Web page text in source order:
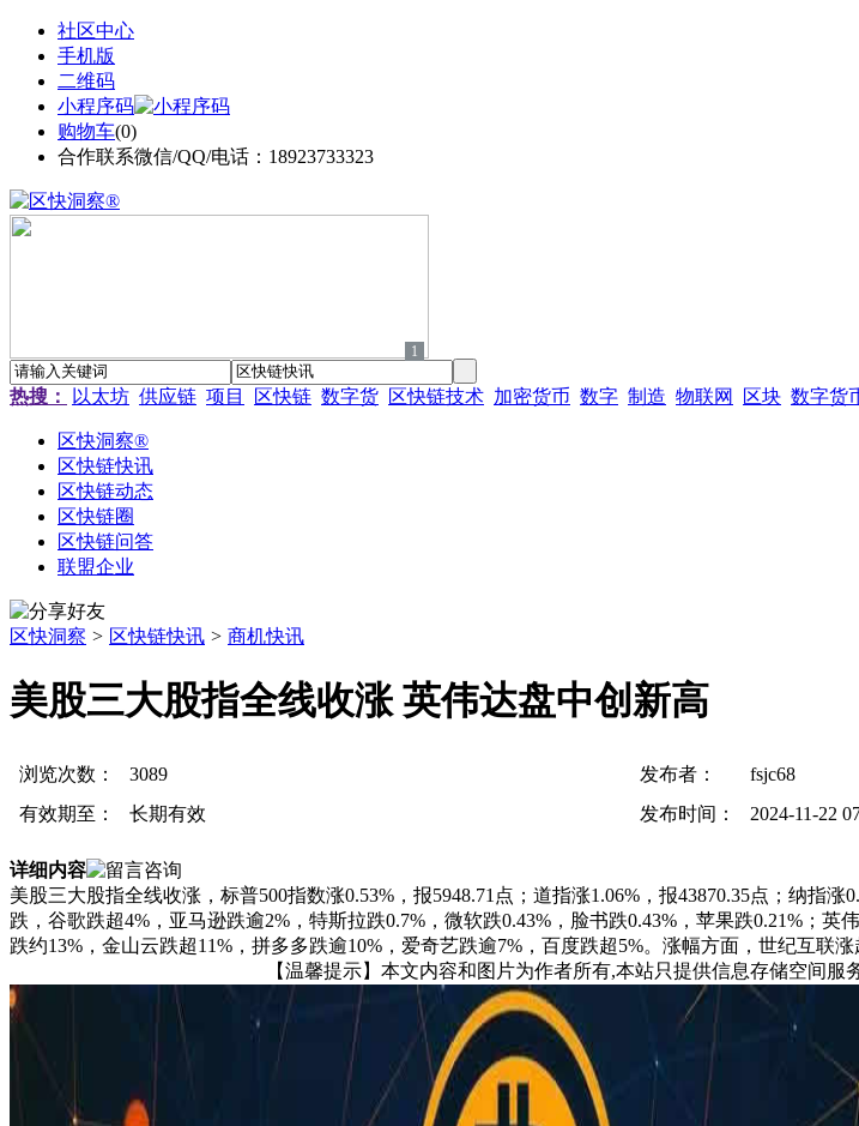
社区中心
手机版
二维码
小程序码
购物车(0)
合作联系微信/QQ/电话：18923733323
1
热搜： 以太坊 供应链 项目 区快链 数字货 区快链技术 加密货币 数字 制造 物联网 区块 数字货
区快洞察®
区快链快讯
区快链动态
区快链圈
区快链问答
联盟企业
区快洞察 > 区快链快讯 > 商机快讯
美股三大股指全线收涨 英伟达盘中创新高
浏览次数： 3089 发布者：
fsjc68
有效期至：
长期有效 发布时间： 2024-11-22
详细内容
美股三大股指全线收涨，标普500指数涨0.53%，报5948.71点；道指涨1.06%，报43870.35点；纳指
跌，谷歌跌超4%，亚马逊跌逾2%，特斯拉跌0.7%，微软跌0.43%，脸书跌0.43%，苹果跌0.21%；
跌约13%，金山云跌超11%，拼多多跌逾10%，爱奇艺跌逾7%，百度跌超5%。涨幅方面，世纪互联涨
【温馨提示】本文内容和图片为作者所有,本站只提供信息存储空间服